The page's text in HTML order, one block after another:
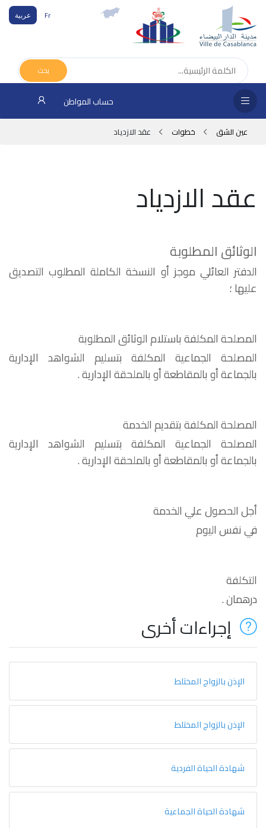
Fr عربية
بحث
حساب المواطن
عين الشق خطوات عقد الازدياد
عقد الازدياد
الوثائق المطلوبة
الدفتر العائلي موجز أو النسخة الكاملة المطلوب التصديق
عليها ؛
المصلحة المكلفة باستلام الوثائق المطلوبة
المصلحة الجماعية المكلفة بتسليم الشواهد الإدارية
بالجماعة أو بالمقاطعة أو بالملحقة الإدارية .
المصلحة المكلفة بتقديم الخدمة
المصلحة الجماعية المكلفة بتسليم الشواهد الإدارية
بالجماعة أو بالمقاطعة أو بالملحقة الإدارية .
أجل الحصول علي الخدمة
في نفس اليوم
التكلفة
درهمان .
إجراءات أخرى
الإذن بالزواج المختلط
الإذن بالزواج المختلط
شهادة الحياة الفردية
شهادة الحياة الجماعية